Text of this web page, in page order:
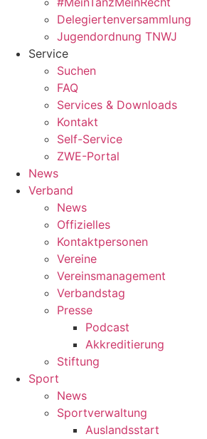
Delegiertenversammlung
Jugendordnung TNWJ
Service
Suchen
FAQ
Services & Downloads
Kontakt
Self-Service
ZWE-Portal
News
Verband
News
Offizielles
Kontaktpersonen
Vereine
Vereinsmanagement
Verbandstag
Presse
Podcast
Akkreditierung
Stiftung
Sport
News
Sportverwaltung
Auslandsstart